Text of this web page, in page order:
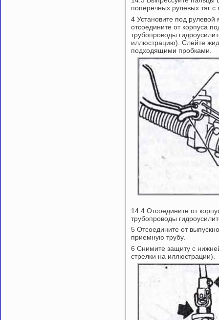
поперечных рулевых тяг
4 Установите под
отсоедините от корпуса
трубопроводы
иллюстрацию). Слейте
подходящими пробками.
14.4 Отсоедините от
трубопроводы
5 Отсоедините от
приемную трубу.
6 Снимите защиту с
стрелки на иллюстрации).